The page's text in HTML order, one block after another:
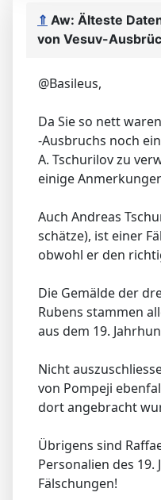
⇑ Aw: Älteste
von Vesuv-
@Basileus,
Da Sie so nett
-Ausbruchs noch
A. Tschurilov zu
einige
Auch Andreas
schätze), ist einer
obwohl er den
Die Gemälde der
Rubens stammen
aus dem 19.
Nicht
von Pompeji
dort angebracht
Übrigens sind
Personalien des 19.
Fälschungen!